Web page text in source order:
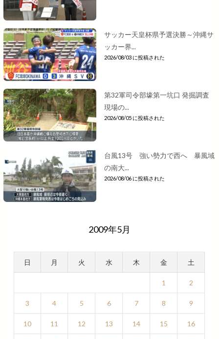
サッカー天皇杯県予選決勝～沖縄サ
ッカー界...
2026/08/03 に投稿された
第32軍司令部壕第一坑口 発掘調査
現場の...
2026/08/05 に投稿された
台風13号 強い勢力で西へ 暴風域
の南大...
2026/08/06 に投稿された
2009年5月
日 月 火 水 木 金 土
1 2
3 4 5 6 7 8 9
10 11 12 13 14 15 16